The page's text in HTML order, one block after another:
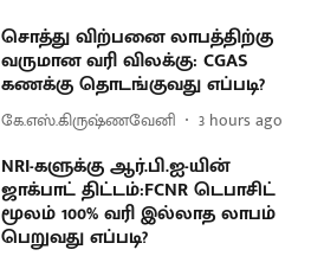
சொத்து விற்பனை லாபத்திற்கு
வருமான வரி விலக்கு: CGAS
கணக்கு தொடங்குவது எப்படி?
கே.எஸ்.கிருஷ்ணவேனி 3 hours ago
NRI-களுக்கு ஆர்.பி.ஐ-யின்
ஜாக்பாட் திட்டம்:FCNR டெபாசிட்
மூலம் 100% வரி இல்லாத லாபம்
பெறுவது எப்படி?